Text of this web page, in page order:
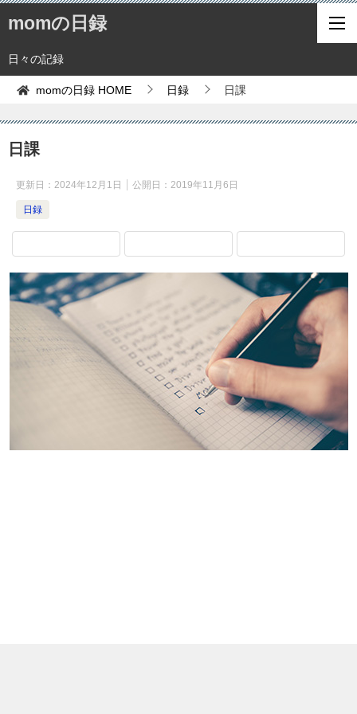
momの日録
日々の記録
momの日録 HOME 日録 日課
日課
更新日： 2024年12月1日 公開日： 2019年11月6日
日録